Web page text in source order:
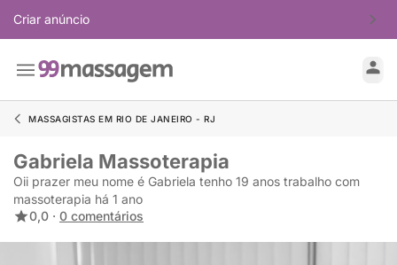
Criar anúncio
MASSAGISTAS EM RIO DE JANEIRO - RJ
Gabriela Massoterapia
Oii prazer meu nome é Gabriela tenho 19 anos trabalho com
massoterapia há 1 ano
0,0 · 0 comentários